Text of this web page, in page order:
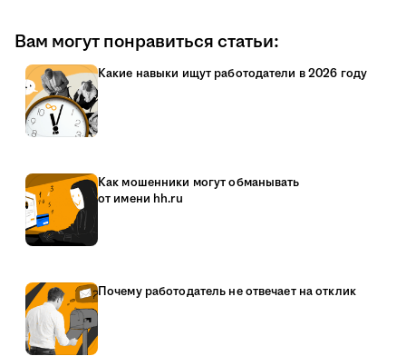
Вам могут понравиться статьи:
Какие навыки ищут работодатели в 2026 году
Как мошенники могут обманывать
от имени hh.ru
Почему работодатель не отвечает на отклик